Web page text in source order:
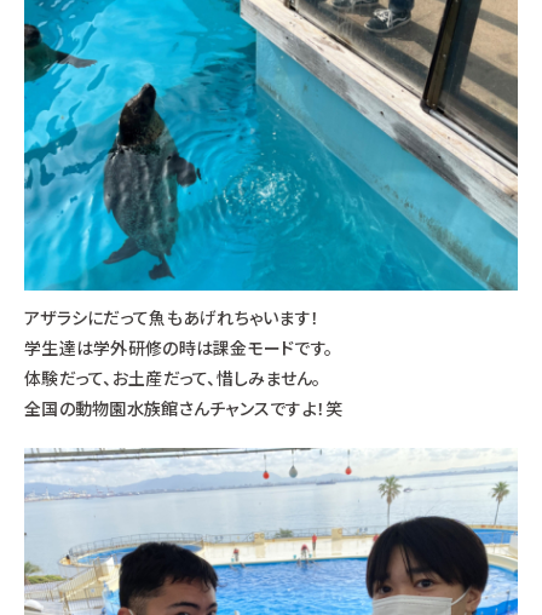
アザラシにだって魚もあげれちゃいます！
学生達は学外研修の時は課金モードです。
体験だって、お土産だって、惜しみません。
全国の動物園水族館さんチャンスですよ！笑